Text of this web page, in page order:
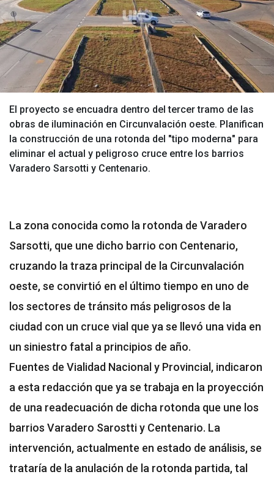
El proyecto se encuadra dentro del tercer tramo de las
obras de iluminación en Circunvalación oeste. Planifican
la construcción de una rotonda del "tipo moderna" para
eliminar el actual y peligroso cruce entre los barrios
Varadero Sarsotti y Centenario.
La zona conocida como la rotonda de Varadero
Sarsotti, que une dicho barrio con Centenario,
cruzando la traza principal de la Circunvalación
oeste, se convirtió en el último tiempo en uno de
los sectores de tránsito más peligrosos de la
ciudad con un cruce vial que ya se llevó una vida en
un siniestro fatal a principios de año.
Fuentes de Vialidad Nacional y Provincial, indicaron
a esta redacción que ya se trabaja en la proyección
de una readecuación de dicha rotonda que une los
barrios Varadero Sarostti y Centenario. La
intervención, actualmente en estado de análisis, se
trataría de la anulación de la rotonda partida, tal